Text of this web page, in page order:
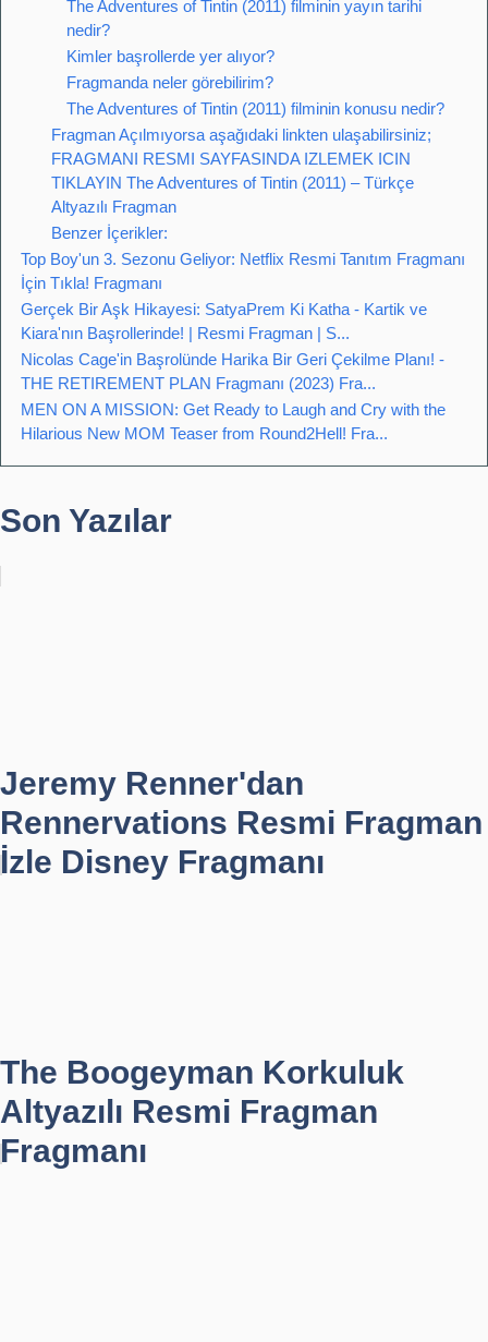
The Adventures of Tintin (2011) filminin yayın tarihi
nedir?
Kimler başrollerde yer alıyor?
Fragmanda neler görebilirim?
The Adventures of Tintin (2011) filminin konusu nedir?
Fragman Açılmıyorsa aşağıdaki linkten ulaşabilirsiniz;
FRAGMANI RESMI SAYFASINDA IZLEMEK ICIN
TIKLAYIN The Adventures of Tintin (2011) – Türkçe
Altyazılı Fragman
Benzer İçerikler:
Top Boy'un 3. Sezonu Geliyor: Netflix Resmi Tanıtım Fragmanı
İçin Tıkla! Fragmanı
Gerçek Bir Aşk Hikayesi: SatyaPrem Ki Katha - Kartik ve
Kiara'nın Başrollerinde! | Resmi Fragman | S...
Nicolas Cage'in Başrolünde Harika Bir Geri Çekilme Planı! -
THE RETIREMENT PLAN Fragmanı (2023) Fra...
MEN ON A MISSION: Get Ready to Laugh and Cry with the
Hilarious New MOM Teaser from Round2Hell! Fra...
Son Yazılar
Jeremy Renner'dan
Rennervations Resmi Fragman
İzle Disney Fragmanı
The Boogeyman Korkuluk
Altyazılı Resmi Fragman
Fragmanı